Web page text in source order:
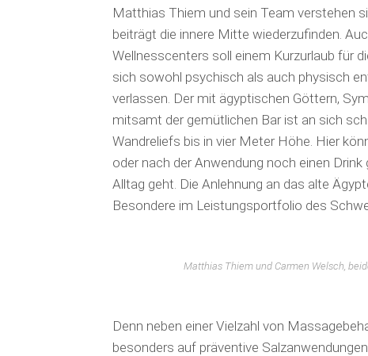
Matthias Thiem und sein Team verstehen
beiträgt die innere Mitte wiederzufinden.
Wellnesscenters soll einem Kurzurlaub für
sich sowohl psychisch als auch physisch
verlassen. Der mit ägyptischen Göttern,
mitsamt der gemütlichen Bar ist an sich
Wand­reliefs bis in vier Meter Höhe. Hier
oder nach der Anwendung noch einen
Alltag geht. Die Anlehnung an das alte
Besondere im Leistungsportfolio des
Matthias Thiem und Carmen Welsch,
Denn neben einer Vielzahl von
besonders auf präventive